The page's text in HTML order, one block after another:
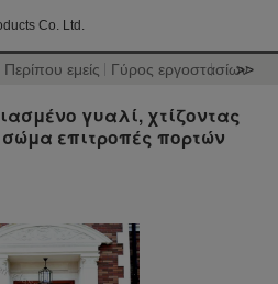
Co. Ltd.
Περίπου εμείς Γύρος εργοστασίων
>>
γυαλί, χτίζοντας
επιτροπές πορτών